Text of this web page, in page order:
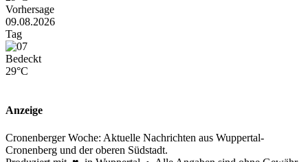
Vorhersage
09.08.2026
Tag
Bedeckt
29°C
Anzeige
Cronenberger Woche: Aktuelle Nachrichten aus Wuppertal-
Cronenberg und der oberen Südstadt.